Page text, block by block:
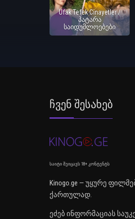
Ufak Tefek Cinayetler /
პატარა
საიდუმლოებები
Ჩვენ Შესახებ
საიტი შეიცავს 18+ კონტენტს
Kinogo.ge — უყურე
ქართულად.
ეძებ ინფორმაციას